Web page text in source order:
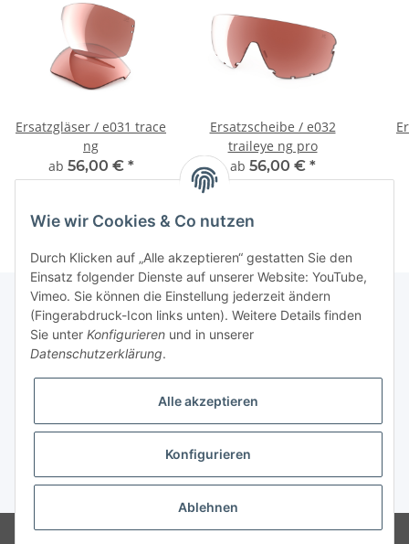
Ersatzgläser / e031 trace
ng
ab 56,00 € *
Ersatzscheibe / e032
traileye ng pro
ab 56,00 € *
Fuss
News: Monate mit Beiträgen
* Alle Preise inkl. gesetzlicher USt.
© Stefan Wolf
Wie wir Cookies & Co nutzen
Durch Klicken auf „Alle akzeptieren“ gestatten Sie den
Einsatz folgender Dienste auf unserer Website: YouTube,
Vimeo. Sie können die Einstellung jederzeit ändern
(Fingerabdruck-Icon links unten). Weitere Details finden
Sie unter Konfigurieren und in unserer
Datenschutzerklärung.
Alle akzeptieren
Konfigurieren
Ablehnen